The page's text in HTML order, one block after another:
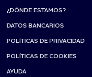
¿DÓNDE ESTAMOS?
DATOS BANCARIOS
POLÍTICAS DE PRIVACIDAD
POLÍTICAS DE COOKIES
AYUDA